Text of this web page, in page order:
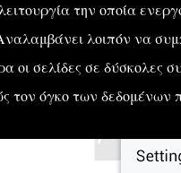
την οποία
λοιπόν να
σελίδες σε δύσκολες
τον όγκο των δεδομένων